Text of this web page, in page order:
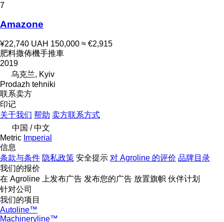
7
Amazone
¥22,740 UAH 150,000 ≈ €2,915
肥料撒佈機手推車
2019
乌克兰, Kyiv
Prodazh tehniki
联系卖方
印记
关于我们 帮助 卖方联系方式
中国 / 中文
Metric Imperial
信息
条款与条件 隐私政策 安全提示 对 Agroline 的评价 品牌目录
我们的报价
在 Agroline 上发布广告 发布您的广告 放置旗帜 伙伴计划
针对公司
我们的项目
Autoline™
Machineryline™